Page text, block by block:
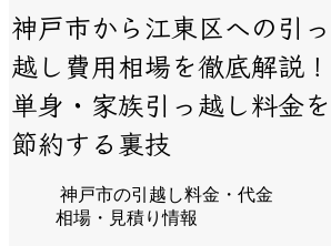
神戸市から江東区への引っ
越し費用相場を徹底解説！
単身・家族引っ越し料金を
節約する裏技
神戸市の引越し料金・代金
相場・見積り情報